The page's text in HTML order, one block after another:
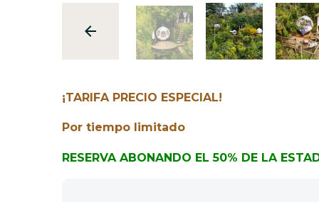
¡TARIFA PRECIO ESPECIAL!
Por tiempo limitado
RESERVA ABONANDO EL 50% DE LA